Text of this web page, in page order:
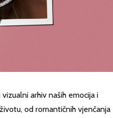
arhiv naših emocija i
od romantičnih vjenčanja